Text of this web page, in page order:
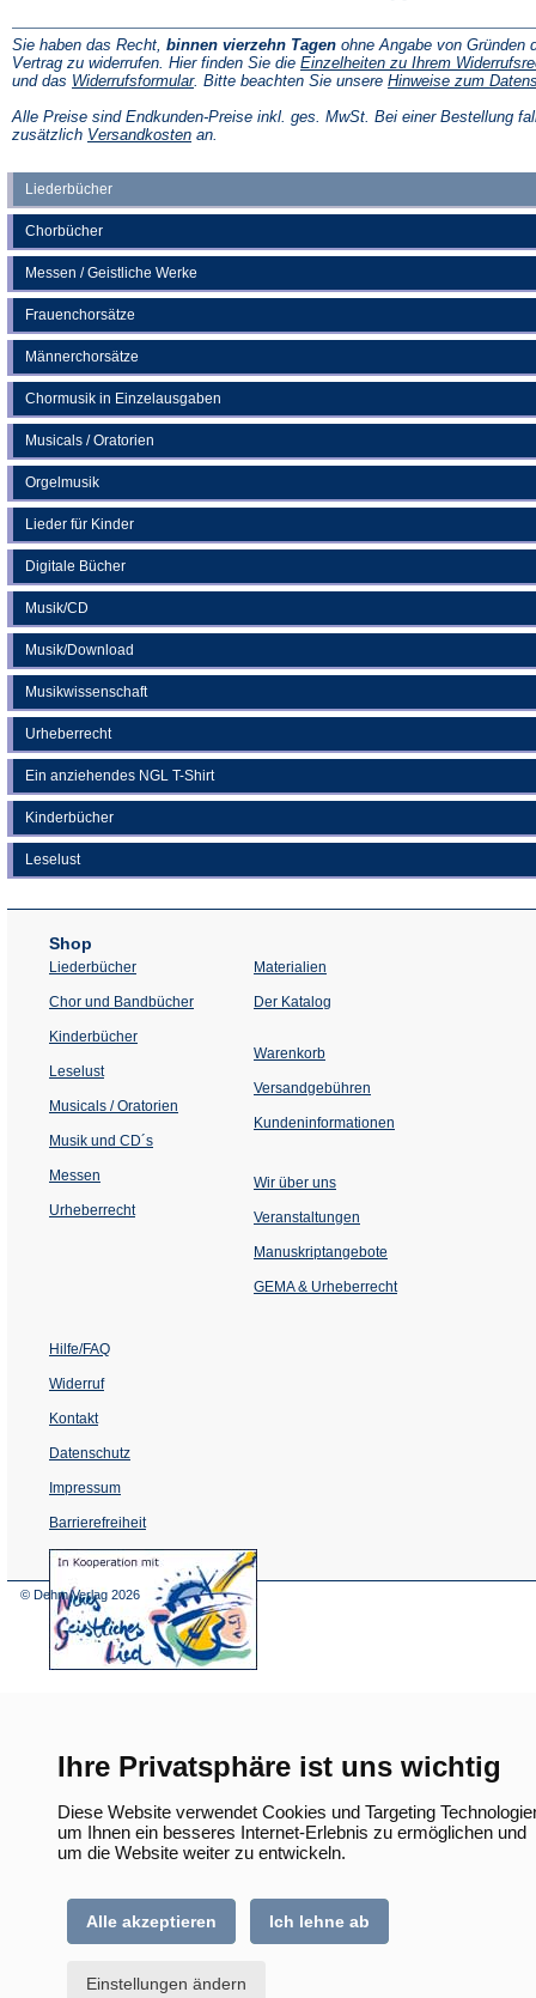
Ihre Privatsphäre ist uns wichtig
Diese Website verwendet Cookies und Targeting
um Ihnen ein besseres Internet-Erlebnis zu ermöglichen und
um die Website weiter zu entwickeln.
Alle akzeptieren Ich lehne ab
Einstellungen ändern
Liederbücher
Chorbücher
Messen / Geistliche Werke
Frauenchorsätze
Männerchorsätze
Chormusik in Einzelausgaben
Musicals / Oratorien
Orgelmusik
Lieder für Kinder
Digitale Bücher
Musik/CD
Musik/Download
Musikwissenschaft
Urheberrecht
Ein anziehendes NGL T-Shirt
Kinderbücher
Leselust
Sie haben das Recht, binnen vierzehn Tagen ohne Angabe von Gründen
Vertrag zu widerrufen. Hier finden Sie die Einzelheiten zu Ihrem
und das Widerrufsformular(Öffnet
einem
neuen
. Bitte beachten Sie unsere Hinweise zum
Alle Preise sind Endkunden-Preise inkl. ges. MwSt. Bei einer Bestellung
zusätzlich Versandkosten(Öffnet
an.
Shop
Liederbücher
Chor und Bandbücher
Kinderbücher
Leselust
Musicals / Oratorien
Musik und CD´s
Messen
Urheberrecht
Materialien
Der Katalog
Warenkorb
Versandgebühren
Kundeninformationen
Wir über uns
Veranstaltungen
einem
Tab)
Manuskriptangebote
GEMA & Urheberrecht
Hilfe/FAQ
Widerruf
Kontakt
Datenschutz
Impressum
Barrierefreiheit
(Öffnet
in
© Dehm Verlag 2026